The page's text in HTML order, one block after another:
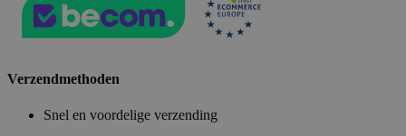
Verzendmethoden
Snel en voordelige verzending